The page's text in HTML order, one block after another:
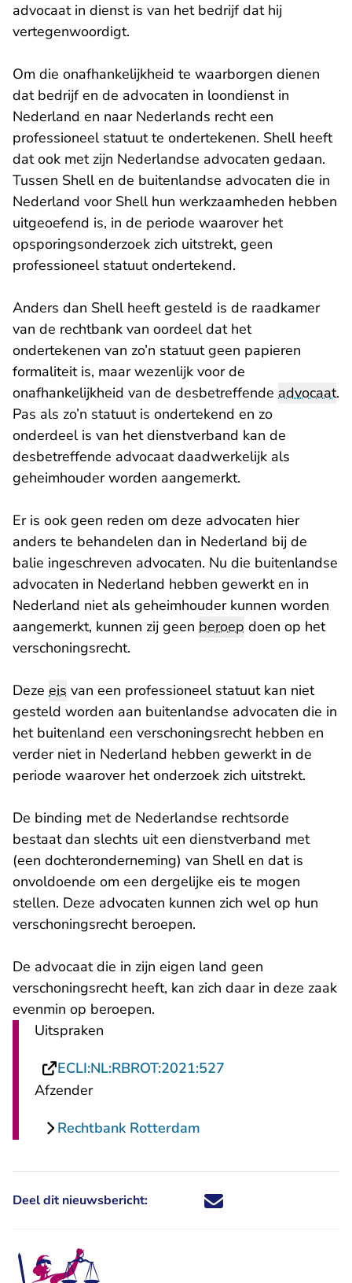
advocaat in dienst is van het bedrijf dat hij
vertegenwoordigt.
Om die onafhankelijkheid te waarborgen dienen
dat bedrijf en de advocaten in loondienst in
Nederland en naar Nederlands recht een
professioneel statuut te ondertekenen. Shell heeft
dat ook met zijn Nederlandse advocaten gedaan.
Tussen Shell en de buitenlandse advocaten die in
Nederland voor Shell hun werkzaamheden hebben
uitgeoefend is, in de periode waarover het
opsporingsonderzoek zich uitstrekt, geen
professioneel statuut ondertekend.
Anders dan Shell heeft gesteld is de raadkamer
van de rechtbank van oordeel dat het
ondertekenen van zo’n statuut geen papieren
formaliteit is, maar wezenlijk voor de
onafhankelijkheid van de desbetreffende advocaat.
Pas als zo’n statuut is ondertekend en zo
onderdeel is van het dienstverband kan de
desbetreffende advocaat daadwerkelijk als
geheimhouder worden aangemerkt.
Er is ook geen reden om deze advocaten hier
anders te behandelen dan in Nederland bij de
balie ingeschreven advocaten. Nu die buitenlandse
advocaten in Nederland hebben gewerkt en in
Nederland niet als geheimhouder kunnen worden
aangemerkt, kunnen zij geen beroep doen op het
verschoningsrecht.
Deze eis van een professioneel statuut kan niet
gesteld worden aan buitenlandse advocaten die in
het buitenland een verschoningsrecht hebben en
verder niet in Nederland hebben gewerkt in de
periode waarover het onderzoek zich uitstrekt.
De binding met de Nederlandse rechtsorde
bestaat dan slechts uit een dienstverband met
(een dochteronderneming) van Shell en dat is
onvoldoende om een dergelijke eis te mogen
stellen. Deze advocaten kunnen zich wel op hun
verschoningsrecht beroepen.
De advocaat die in zijn eigen land geen
verschoningsrecht heeft, kan zich daar in deze zaak
evenmin op beroepen.
Uitspraken
ECLI:NL:RBROT:2021:527
Afzender
Rechtbank Rotterdam
Deel dit nieuwsbericht: Deel dit nieuwsbericht via X -
Deel dit nieuwsbericht via
Deel dit nieuwsbericht
Deel dit